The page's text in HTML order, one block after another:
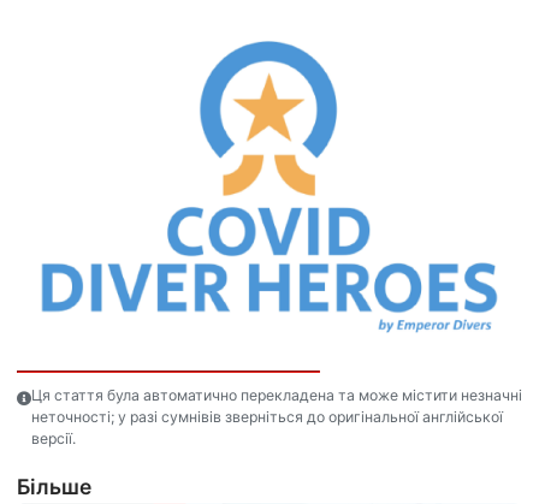
Ця стаття була автоматично перекладена та може містити незначні
неточності; у разі сумнівів зверніться до оригінальної англійської
версії.
Бiльше